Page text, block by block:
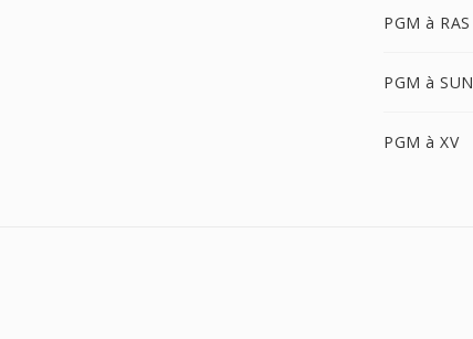
PGM à RAS
PGM à SUN
PGM à XV